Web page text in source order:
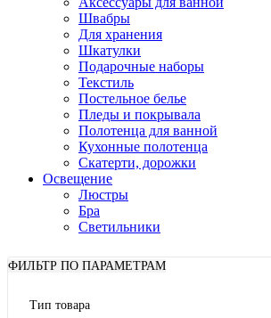
Швабры
Для хранения
Шкатулки
Подарочные наборы
Текстиль
Постельное белье
Пледы и покрывала
Полотенца для ванной
Кухонные полотенца
Скатерти, дорожки
Освещение
Люстры
Бра
Светильники
ФИЛЬТР ПО ПАРАМЕТРАМ
Тип товара